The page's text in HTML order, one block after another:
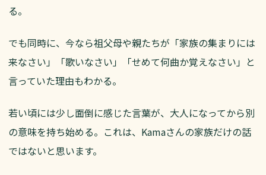
る。
でも同時に、今なら祖父母や親たちが「家族の集まりには
来なさい」「歌いなさい」「せめて何曲か覚えなさい」と
言っていた理由もわかる。
若い頃には少し面倒に感じた言葉が、大人になってから別
の意味を持ち始める。これは、Kamaさんの家族だけの話
ではないと思います。